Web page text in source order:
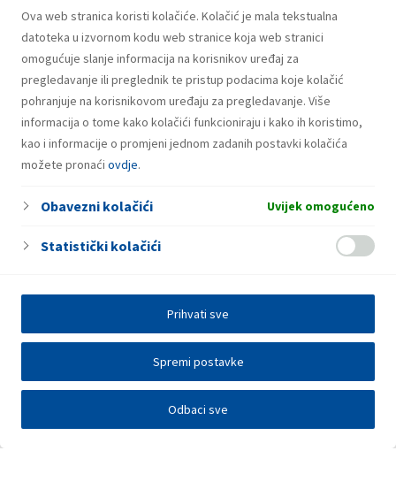
Ova web stranica koristi kolačiće. Kolačić je mala tekstualna
datoteka u izvornom kodu web stranice koja web stranici
omogućuje slanje informacija na korisnikov uređaj za
pregledavanje ili preglednik te pristup podacima koje kolačić
pohranjuje na korisnikovom uređaju za pregledavanje. Više
informacija o tome kako kolačići funkcioniraju i kako ih koristimo,
kao i informacije o promjeni jednom zadanih postavki kolačića
možete pronaći ovdje.
Obavezni kolačići Uvijek omogućeno
Statistički kolačići
Odbaci sve
Spremi postavke
Prihvati sve
telefon: +385 (0)1 4609-000, e-mail:azop@azop.hr, web
stranica:http://www.azop.hr